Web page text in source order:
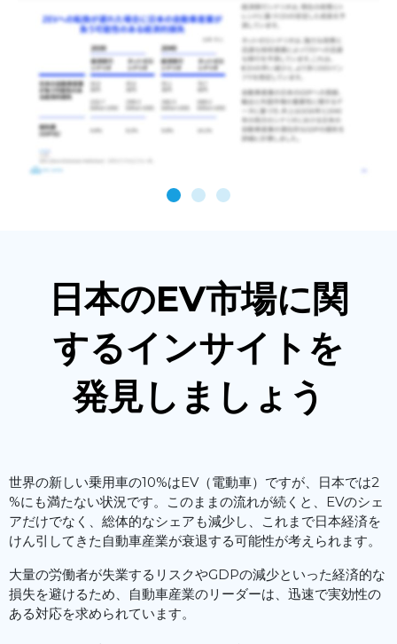
日本のEV市場に関
するインサイトを
発見しましょう
世界の新しい乗用車の10%はEV（電動車）ですが、日本では2
%にも満たない状況です。このままの流れが続くと、EVのシェ
アだけでなく、総体的なシェアも減少し、これまで日本経済を
けん引してきた自動車産業が衰退する可能性が考えられます。
大量の労働者が失業するリスクやGDPの減少といった経済的な
損失を避けるため、自動車産業のリーダーは、迅速で実効性の
ある対応を求められています。